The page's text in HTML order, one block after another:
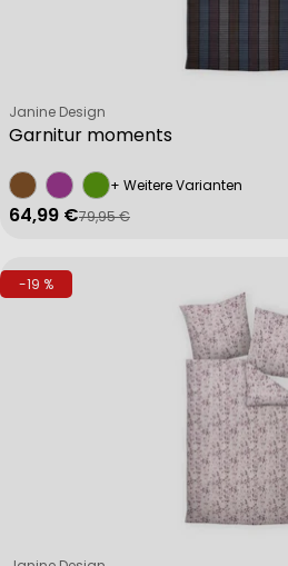
Garnitur moments
Verkäufer:
Janine Design
+ Weitere Varianten
Verkaufspreis
64,99 €
Regulärer Preis
79,95 €
-19 %